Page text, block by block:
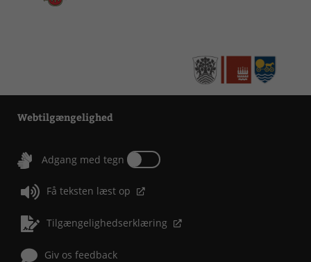
Webtilgængelighed
Adgang med tegn Tænd eller sluk for Adgang med tegn
Få teksten læst op
Tilgængelighedserklæring
Giv os feedback